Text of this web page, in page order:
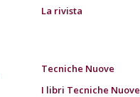
La rivista
Tecniche Nuove
I libri Tecniche Nuove